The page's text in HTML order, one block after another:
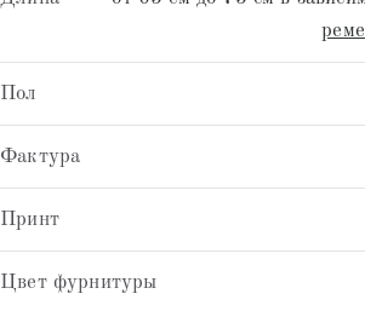
Пол
Фактура
Принт
Цвет фурнитуры